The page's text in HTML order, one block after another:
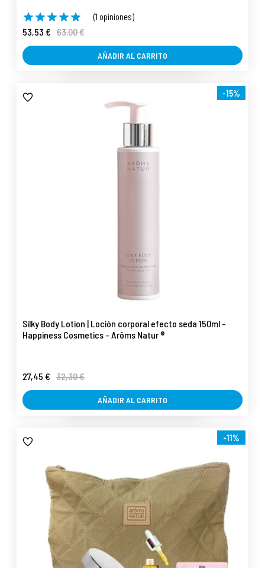
(1 opiniones)
53,53 € 63,00 €
AÑADIR AL CARRITO
-15%
Silky Body Lotion | Loción corporal efecto seda 150ml -
Happiness Cosmetics - Arôms Natur ®
27,45 € 32,30 €
AÑADIR AL CARRITO
-11%